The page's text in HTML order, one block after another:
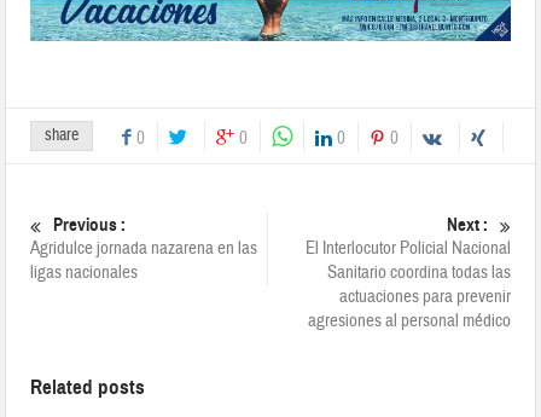
share 0 0 0 0
Previous :
Agridulce jornada nazarena en las
ligas nacionales
Next :
El Interlocutor Policial Nacional
Sanitario coordina todas las
actuaciones para prevenir
agresiones al personal médico
Related posts